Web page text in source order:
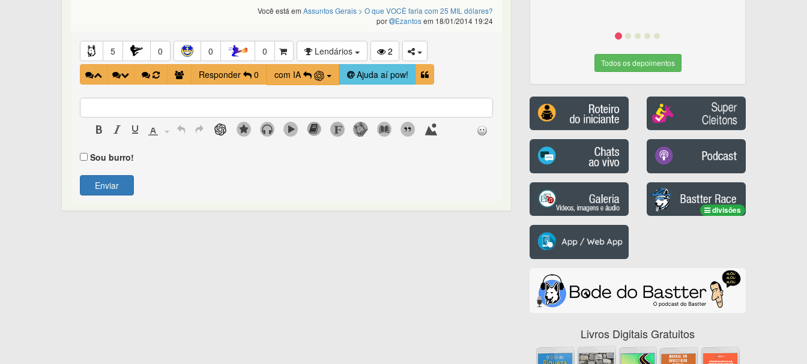
Você está em Assuntos Gerais > O que VOCÊ faria com 25 MIL dólares?
por
Ezantosem 18/01/2014 19:24
5 0 0 0 Lendários
2
Responder
0 com IA Ajuda aí pow!
Sou burro!
Enviar
Todos os depoimentos
divisões
Livros Digitais Gratuitos